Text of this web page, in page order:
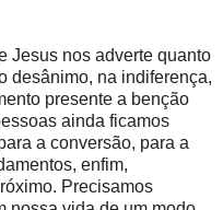
Jesus nos adverte quanto
desânimo, na indiferença,
presente a benção
ainda ficamos
a conversão, para a
enfim,
Precisamos